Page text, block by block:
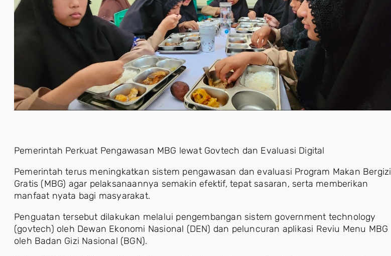
Pemerintah Perkuat Pengawasan MBG lewat Govtech dan Evaluasi Digital
Pemerintah terus meningkatkan sistem pengawasan dan evaluasi Program Makan Bergizi
Gratis (MBG) agar pelaksanaannya semakin efektif, tepat sasaran, serta memberikan
manfaat nyata bagi masyarakat.
Penguatan tersebut dilakukan melalui pengembangan sistem government technology
(govtech) oleh Dewan Ekonomi Nasional (DEN) dan peluncuran aplikasi Reviu Menu MBG
oleh Badan Gizi Nasional (BGN).